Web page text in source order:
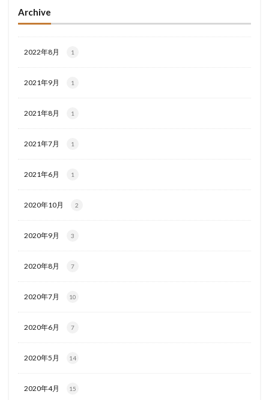
Archive
2022年8月 1
2021年9月 1
2021年8月 1
2021年7月 1
2021年6月 1
2020年10月 2
2020年9月 3
2020年8月 7
2020年7月 10
2020年6月 7
2020年5月 14
2020年4月 15